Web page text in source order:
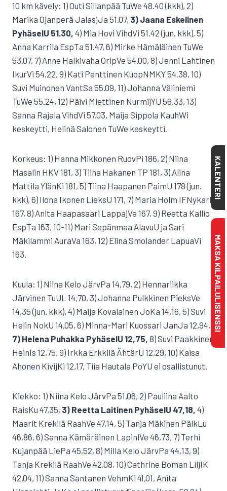
10 km kävely: 1) Outi Sillanpää TuWe 48.40 (kkk), 2)
Marika Ojanperä JalasjJa 51.07, 3) Jaana Eskelinen
PyhäselU 51.30, 4) Mia Hovi VihdVi 51.42 (jun. kkk), 5)
Anna Karrila EspTa 51.47, 6) Mirke Hämäläinen TuWe
53.07, 7) Anne Halkivaha OripVe 54.00, 8) Jenni Lahtinen
IkurVi 54.22, 9) Kati Penttinen KuopNMKY 54.38, 10)
Suvi Muinonen VantSa 55.09, 11) Johanna Väliniemi
TuWe 55.24, 12) Päivi Miettinen NurmijYU 56.33, 13)
Sanna Rajala VihdVi 57.03, Maija Sippola KauhWi
keskeytti, Helinä Salonen TuWe keskeytti.
Korkeus: 1) Hanna Mikkonen RuovPi 186, 2) Niina
Masalin HKV 181, 3) Tiina Hakanen TP 181, 3) Alina
Mattila YlänKi 181, 5) Tiina Haapanen PaimU 178 (jun.
kkk), 6) Ilona Ikonen LieksU 171, 7) Maria Holm IFNykarl
167, 8) Anita Haapasaari LappajVe 167, 9) Reetta Kallio
EspTa 163, 10-11) Mari Sepänmaa AlavuU ja Sari
Mäkilammi AuraVa 163, 12) Elina Smolander LapuaVi
163.
Kuula: 1) Niina Kelo JärvPa 14,79, 2) Hennariikka
Järvinen TuUL 14,70, 3) Johanna Pulkkinen PieksVe
14,35 (jun. kkk), 4) Maija Kovalainen JoKa 14,16, 5) Suvi
Helin NokU 14,05, 6) Minna-Mari Kuossari JanJa 12,94,
7) Helena Puhakka PyhäselU 12,75, 8) Suvi Paakkinen
HeinIs 12,75, 9) Irkka Erkkilä ÄhtärU 12,29, 10) Kaisa
Ahonen KivijKi 12,17, Tiia Hautala PoYU ei osallistunut.
Kiekko: 1) Niina Kelo JärvPa 51,06, 2) Pauliina Aalto
RaisKu 47,35, 3) Reetta Laitinen PyhäselU 47,18, 4)
Maarit Krekilä RaahVe 47,14, 5) Tanja Mäkinen PälkLu
46,86, 6) Sanna Kämäräinen LapinlVe 46,73, 7) Terhi
Kujanpää LiePa 45,52, 8) Milla Kelo JärvPa 44,13, 9)
Tanja Krekilä RaahVe 42,08, 10) Cathrine Boman LiljIK
42,04, 11) Sanna Santanen VehmKi 41,01, Anita
KALENTERI
MAKSA KILPAILULISENSSI